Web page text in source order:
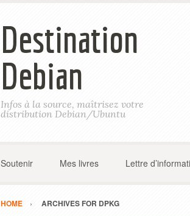
Destination
Debian
Infos à la source, maîtrisez votre
distribution Debian/Ubuntu
Soutenir Mes livres Lettre
HOME ARCHIVES FOR DPKG